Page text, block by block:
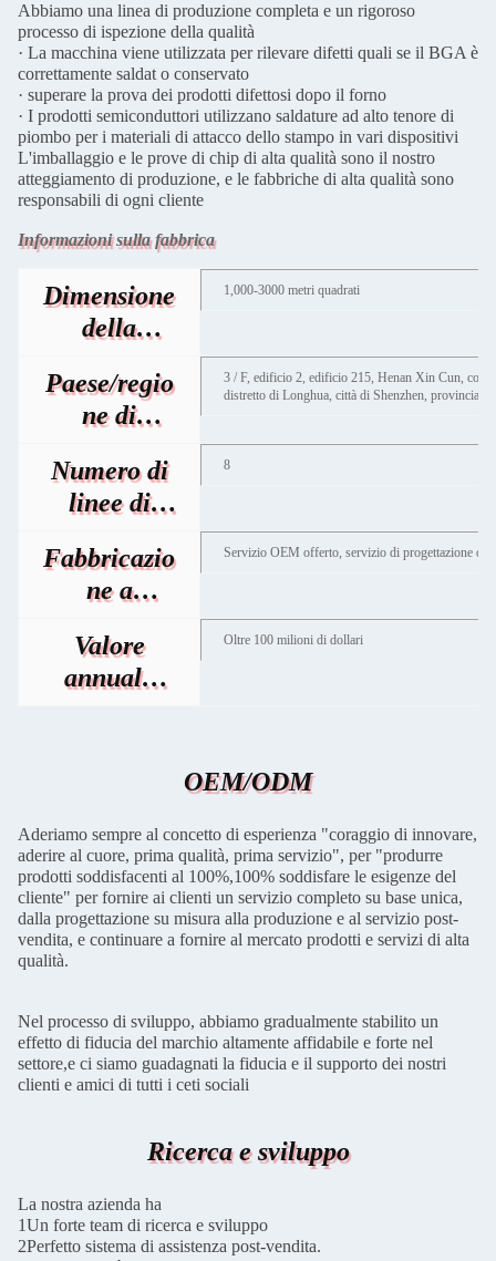
Abbiamo una linea di produzione completa e un rigoroso
processo di ispezione della qualità
· La macchina viene utilizzata per rilevare difetti quali se il BGA è
correttamente saldat o conservato
· superare la prova dei prodotti difettosi dopo il forno
· I prodotti semiconduttori utilizzano saldature ad alto tenore di
piombo per i materiali di attacco dello stampo in vari dispositivi
L'imballaggio e le prove di chip di alta qualità sono il nostro
atteggiamento di produzione, e le fabbriche di alta qualità sono
responsabili di ogni cliente
Informazioni sulla fabbrica
Dimensione
della
1,000-3000 metri quadrati
Paese/regio
ne di
3 / F, edificio 2, edificio 215, Henan Xin Cun,
distretto di Longhua, città di Shenzhen, provincia
Numero di
linee di
8
Fabbricazio
ne a
Servizio OEM offerto, servizio di progettazione
Valore
annuale
Oltre 100 milioni di dollari
OEM/ODM
Aderiamo sempre al concetto di esperienza "coraggio di innovare,
aderire al cuore, prima qualità, prima servizio", per "produrre
prodotti soddisfacenti al 100%,100% soddisfare le esigenze del
cliente" per fornire ai clienti un servizio completo su base unica,
dalla progettazione su misura alla produzione e al servizio post-
vendita, e continuare a fornire al mercato prodotti e servizi di alta
qualità.
Nel processo di sviluppo, abbiamo gradualmente stabilito un
effetto di fiducia del marchio altamente affidabile e forte nel
settore,e ci siamo guadagnati la fiducia e il supporto dei nostri
clienti e amici di tutti i ceti sociali
Ricerca e sviluppo
La nostra azienda ha
1Un forte team di ricerca e sviluppo
2Perfetto sistema di assistenza post-vendita.